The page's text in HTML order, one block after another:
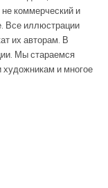
коммерческий и
Все иллюстрации
их авторам. В
Мы стараемся
и многое